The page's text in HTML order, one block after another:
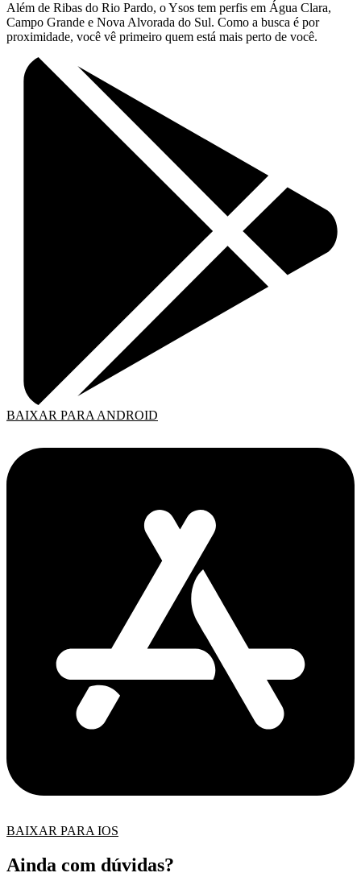
Além de Ribas do Rio Pardo, o Ysos tem perfis em Água Clara,
Campo Grande e Nova Alvorada do Sul. Como a busca é por
proximidade, você vê primeiro quem está mais perto de você.
BAIXAR PARA ANDROID
BAIXAR PARA IOS
Ainda com dúvidas?